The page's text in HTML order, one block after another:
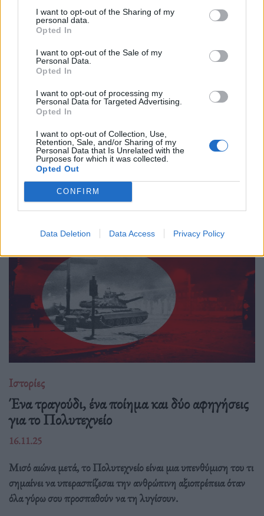
I want to opt-out of the Sharing of my
personal data.
Opted In
I want to opt-out of the Sale of my
Personal Data.
Opted In
I want to opt-out of processing my
Personal Data for Targeted Advertising.
Opted In
I want to opt-out of Collection, Use,
Retention, Sale, and/or Sharing of my
Personal Data that Is Unrelated with the
Purposes for which it was collected.
Opted Out
CONFIRM
Data Deletion Data Access Privacy Policy
Ιστορίες
Ο Αργύρης, τώρα, χαμογελά…
20.11.25
Μια ηχογραφία του Αργύρη Ζήλου.
Ιστορίες
Ένα τραγούδι, ένα ποίημα και δύο αφηγήσεις
για το Πολυτεχνείο
16.11.25
Μισό αιώνα μετά, το Πολυτεχνείο είναι μια υπενθύμιση του τι
σημαίνει να υπερασπίζεσαι την ανθρώπινη αξιοπρέπεια όταν
όλα γύρω σου προσπαθούν να τη λυγίσουν.